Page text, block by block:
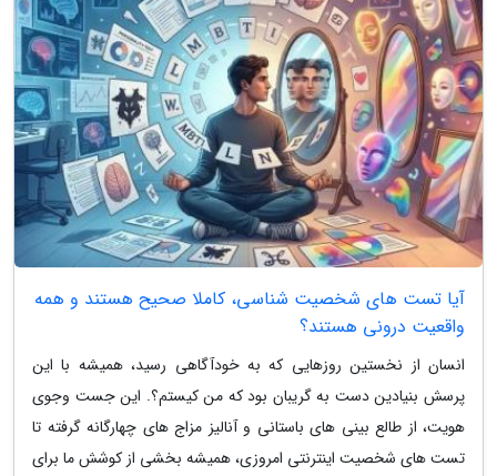
آیا تست های شخصیت شناسی، کاملا صحیح هستند و همه
واقعیت درونی هستند؟
انسان از نخستین روزهایی که به خودآگاهی رسید، همیشه با این
پرسش بنیادین دست به گریبان بود که من کیستم؟. این جست وجوی
هویت، از طالع بینی های باستانی و آنالیز مزاج های چهارگانه گرفته تا
تست های شخصیت اینترنتی امروزی، همیشه بخشی از کوشش ما برای